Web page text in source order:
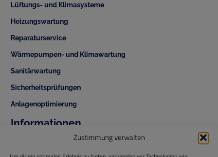
Zustimmung verwalten
Lüftungs- und Klimasysteme
Heizungswartung
Reparaturservice
Wärmepumpen- und Klimawartung
Sanitärwartung
Sicherheitsprüfungen
Anlagenoptimierung
Informationen
+43 1 343 42 70